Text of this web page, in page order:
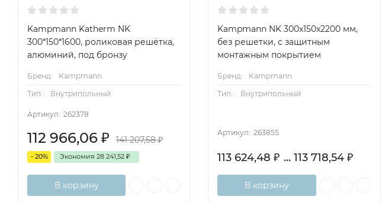
Kampmann Katherm NK
300*150*1600, роликовая решётка,
алюминий, под бронзу
Бренд:
Kampmann
Тип.:
Внутрипольный
Артикул: 262378
112 966,06 ₽ 141 207,58₽
- 20% Экономия 28 241,52 ₽
В корзину
Kampmann NK 300x150x2200 мм,
без решетки, с защитным
монтажным покрытием
Бренд:
Kampmann
Тип.:
Внутрипольный
Артикул: 263855
113 624,48₽ ... 113 718,54₽
В корзину